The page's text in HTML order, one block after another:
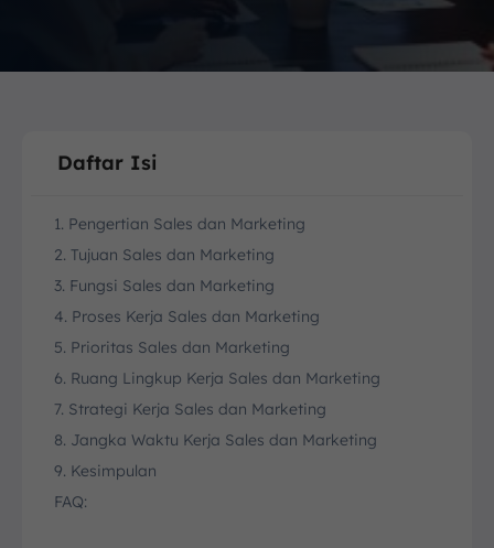
Daftar Isi
1. Pengertian Sales dan Marketing
2. Tujuan Sales dan Marketing
3. Fungsi Sales dan Marketing
4. Proses Kerja Sales dan Marketing
5. Prioritas Sales dan Marketing
6. Ruang Lingkup Kerja Sales dan Marketing
7. Strategi Kerja Sales dan Marketing
8. Jangka Waktu Kerja Sales dan Marketing
9. Kesimpulan
FAQ: